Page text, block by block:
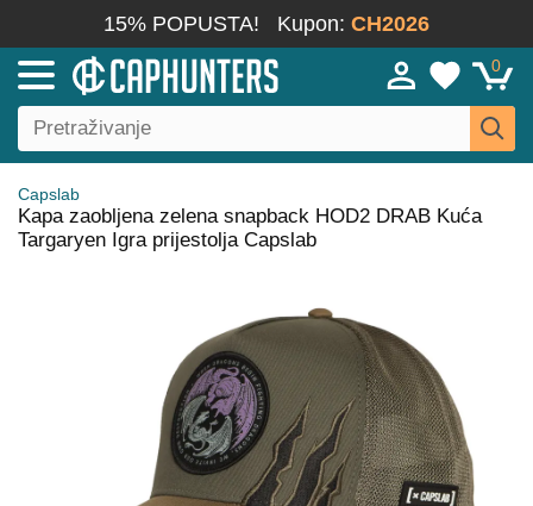
15% POPUSTA! Kupon: CH2026
0
Capslab
Kapa zaobljena zelena snapback HOD2 DRAB Kuća
Targaryen Igra prijestolja Capslab